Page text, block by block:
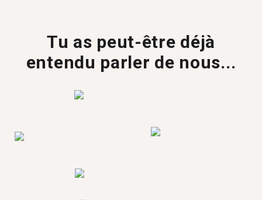
Tu as peut-être déjà
entendu parler de nous...